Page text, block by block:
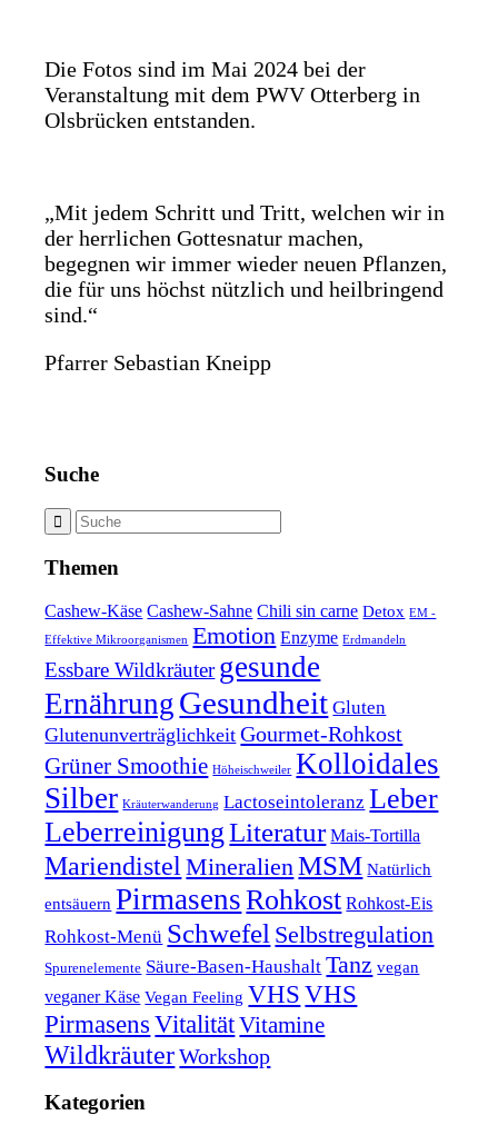
Die Fotos sind im Mai 2024 bei der
Veranstaltung mit dem PWV Otterberg in
Olsbrücken entstanden.
„Mit jedem Schritt und Tritt, welchen wir in
der herrlichen Gottesnatur machen,
begegnen wir immer wieder neuen Pflanzen,
die für uns höchst nützlich und heilbringend
sind.“
Pfarrer Sebastian Kneipp
Suche
Themen
Cashew-Käse Cashew-Sahne Chili sin carne Detox EM -
Effektive Mikroorganismen Emotion Enzyme Erdmandeln
Essbare Wildkräuter gesunde
Ernährung Gesundheit Gluten
Glutenunverträglichkeit Gourmet-Rohkost
Grüner Smoothie Höheischweiler Kolloidales
Silber Kräuterwanderung Lactoseintoleranz Leber
LeberreinigungLiteratur Mais-Tortilla
Mariendistel Mineralien MSM Natürlich
entsäuern PirmasensRohkost Rohkost-Eis
Rohkost-Menü Schwefel Selbstregulation
Spurenelemente Säure-Basen-Haushalt Tanz vegan
veganer Käse Vegan Feeling VHS VHS
Pirmasens VitalitätVitamine
Wildkräuter Workshop
Kategorien